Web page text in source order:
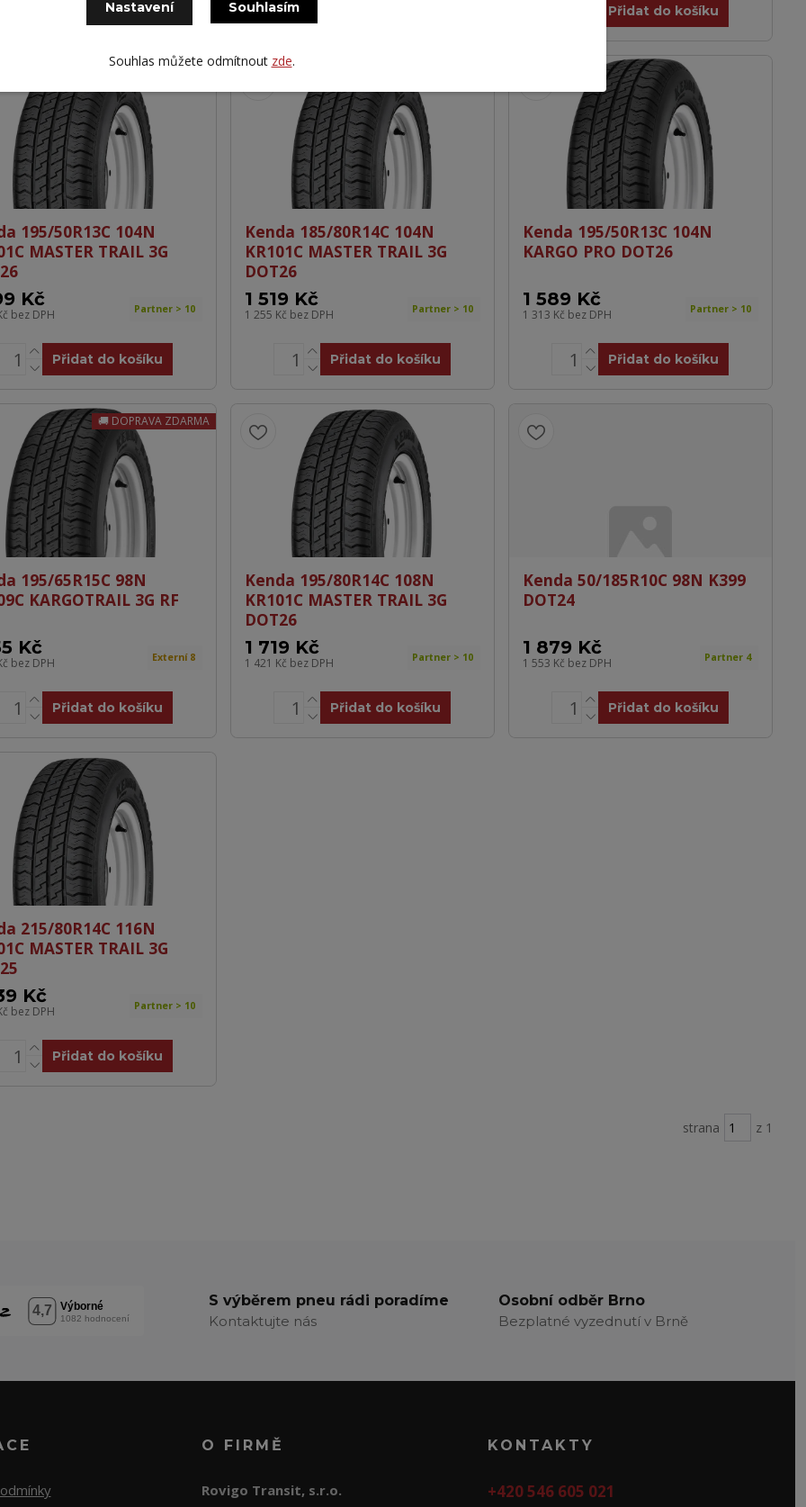
Přidat do košíku Přidat do košíku
195/50R13C 104N
MASTER TRAIL 3G
Kč
bez DPH Partner > 10
Přidat do košíku
Kenda 185/80R14C 104N
KR101C MASTER TRAIL 3G
DOT26
1 519 Kč
1 255 Kč bez DPH Partner > 10
Přidat do košíku
Kenda 195/50R13C 104N
KARGO PRO DOT26
1 589 Kč
1 313 Kč bez DPH Partner > 10
Přidat do košíku
DOPRAVA ZDARMA
195/65R15C 98N
KARGOTRAIL 3G RF
Kč
bez DPH Externí 8
Přidat do košíku
Kenda 195/80R14C 108N
KR101C MASTER TRAIL 3G
DOT26
1 719 Kč
1 421 Kč bez DPH Partner > 10
Přidat do košíku
Kenda 50/185R10C 98N K399
DOT24
1 879 Kč
1 553 Kč bez DPH Partner 4
Přidat do košíku
215/80R14C 116N
MASTER TRAIL 3G
Kč
bez DPH Partner > 10
Přidat do košíku
strana z 1
S výběrem pneu rádi poradíme
Kontaktujte nás
Osobní odběr Brno
Bezplatné vyzednutí v Brně
O FIRMĚ
Rovigo Transit, s.r.o.
KONTAKTY
+420 546 605 021
Nastavení Souhlasím
Souhlas můžete odmítnout zde.